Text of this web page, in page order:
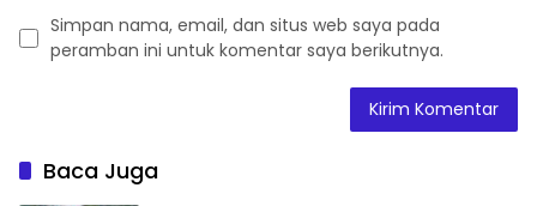
Simpan nama, email, dan situs web saya pada
peramban ini untuk komentar saya berikutnya.
Baca Juga